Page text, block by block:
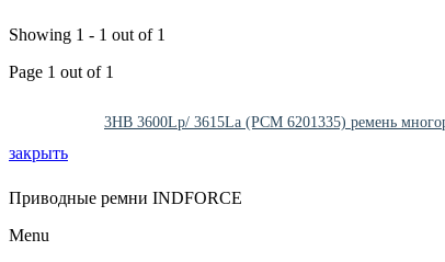
Showing 1 - 1 out of 1
Page 1 out of 1
3HB 3600Lp/ 3615La (РСМ 6201335) ремень
закрыть
Приводные ремни INDFORCE
Menu